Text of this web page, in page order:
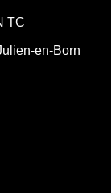
TC
en-Born